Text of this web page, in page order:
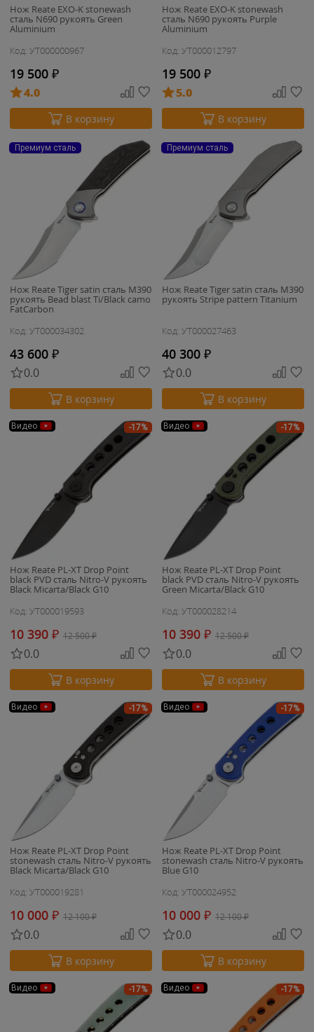
Нож Reate EXO-K stonewash
сталь N690 рукоять Green
Aluminium
Код: УТ000000967
19 500 ₽
4.0
В корзину
Нож Reate EXO-K stonewash
сталь N690 рукоять Purple
Aluminium
Код: УТ000012797
19 500 ₽
5.0
В корзину
Премиум сталь
Нож Reate Tiger satin сталь M390
рукоять Bead blast Ti/Black camo
FatCarbon
Код: УТ000034302
43 600 ₽
0.0
В корзину
Премиум сталь
Нож Reate Tiger satin сталь M390
рукоять Stripe pattern Titanium
Код: УТ000027463
40 300 ₽
0.0
В корзину
-17%
Видео
Нож Reate PL-XT Drop Point
black PVD сталь Nitro-V рукоять
Black Micarta/Black G10
Код: УТ000019593
10 390 ₽ 12 500₽
0.0
В корзину
-17%
Видео
Нож Reate PL-XT Drop Point
black PVD сталь Nitro-V рукоять
Green Micarta/Black G10
Код: УТ000028214
10 390 ₽ 12 500₽
0.0
В корзину
-17%
Видео
Нож Reate PL-XT Drop Point
stonewash сталь Nitro-V рукоять
Black Micarta/Black G10
Код: УТ000019281
10 000 ₽ 12 100₽
0.0
В корзину
-17%
Видео
Нож Reate PL-XT Drop Point
stonewash сталь Nitro-V рукоять
Blue G10
Код: УТ000024952
10 000 ₽ 12 100₽
0.0
В корзину
-17%
Видео -17%
Видео